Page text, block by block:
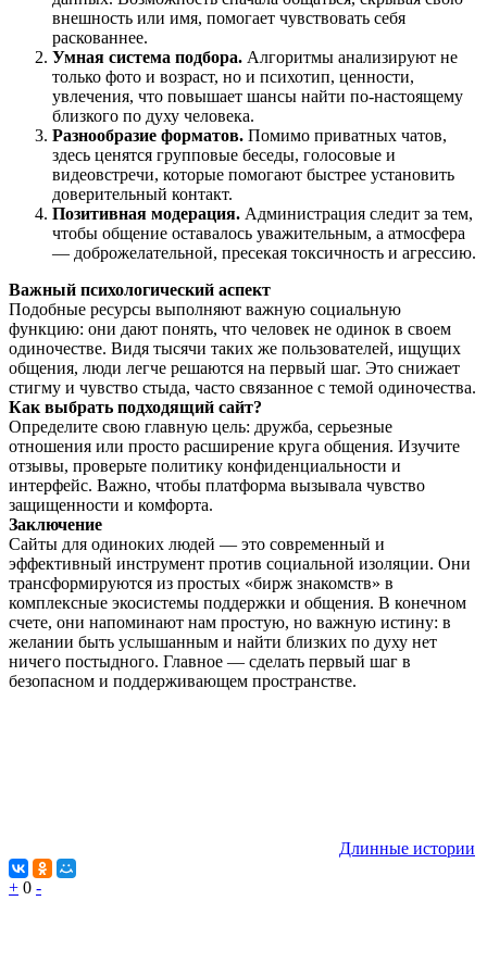
внешность или имя, помогает чувствовать себя
раскованнее.
Умная система подбора. Алгоритмы анализируют не
только фото и возраст, но и психотип, ценности,
увлечения, что повышает шансы найти по-настоящему
близкого по духу человека.
Разнообразие форматов. Помимо приватных чатов,
здесь ценятся групповые беседы, голосовые и
видеовстречи, которые помогают быстрее установить
доверительный контакт.
Позитивная модерация. Администрация следит за тем,
чтобы общение оставалось уважительным, а атмосфера
— доброжелательной, пресекая токсичность и агрессию.
Важный психологический аспект
Подобные ресурсы выполняют важную социальную
функцию: они дают понять, что человек не одинок в своем
одиночестве. Видя тысячи таких же пользователей, ищущих
общения, люди легче решаются на первый шаг. Это снижает
стигму и чувство стыда, часто связанное с темой одиночества.
Как выбрать подходящий сайт?
Определите свою главную цель: дружба, серьезные
отношения или просто расширение круга общения. Изучите
отзывы, проверьте политику конфиденциальности и
интерфейс. Важно, чтобы платформа вызывала чувство
защищенности и комфорта.
Заключение
Сайты для одиноких людей — это современный и
эффективный инструмент против социальной изоляции. Они
трансформируются из простых «бирж знакомств» в
комплексные экосистемы поддержки и общения. В конечном
счете, они напоминают нам простую, но важную истину: в
желании быть услышанным и найти близких по духу нет
ничего постыдного. Главное — сделать первый шаг в
безопасном и поддерживающем пространстве.
Длинные истории
+ 0 -